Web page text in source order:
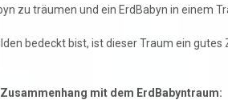
zu träumen und ein ErdBabyn in einem
bedeckt bist, ist dieser Traum ein
mit dem ErdBabyntraum: